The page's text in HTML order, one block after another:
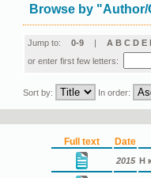
Browse by "Author/
Jump to: 0-9 | A B C D E
or enter first few letters:
Sort by: In order:
Full text Date
2015 Η